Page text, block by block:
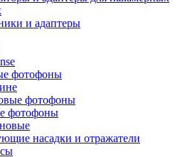
и адаптеры
фотофоны
фотофоны
фотофоны
насадки и отражатели